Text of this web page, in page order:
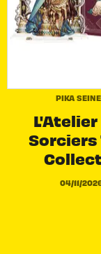
PIKA
L'Atelier
Sorciers
04/11/